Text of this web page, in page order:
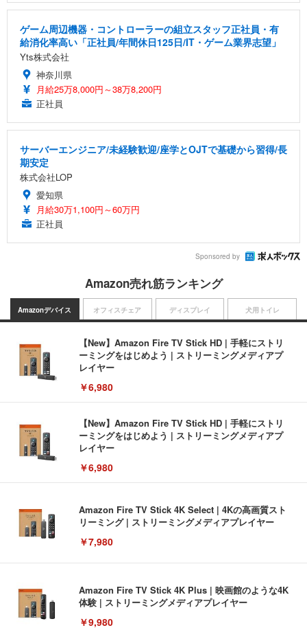
ゲーム周辺機器・コントローラーの組立スタッフ正社員・有
給消化率高い「正社員/年間休日125日/IT・ゲーム業界志望」
Yts株式会社
神奈川県
月給25万8,000円～38万8,200円
正社員
サーバーエンジニア/未経験歓迎/座学とOJTで基礎から習得/長
期安定
株式会社LOP
愛知県
月給30万1,100円～60万円
正社員
Sponsored by
Amazon売れ筋ランキング
Amazonデバイス
【New】Amazon Fire TV Stick HD | 手軽にストリ
ーミングをはじめよう | ストリーミングメディアプ
レイヤー
￥6,980
【New】Amazon Fire TV Stick HD | 手軽にストリ
ーミングをはじめよう | ストリーミングメディアプ
レイヤー
￥6,980
Amazon Fire TV Stick 4K Select | 4Kの高画質スト
リーミング | ストリーミングメディアプレイヤー
￥7,980
Amazon Fire TV Stick 4K Plus | 映画館のような4K
体験 | ストリーミングメディアプレイヤー
￥9,980
オフィスチェア ディスプレイ 犬用トイレ